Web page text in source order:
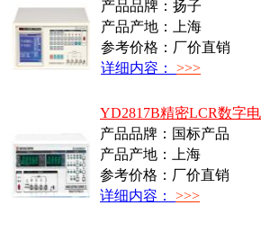
产品品牌：扬子
产品产地：上海
参考价格：厂价直销
详细内容： >>>
YD2817B精密LCR数字
产品品牌：国标产品
产品产地：上海
参考价格：厂价直销
详细内容： >>>